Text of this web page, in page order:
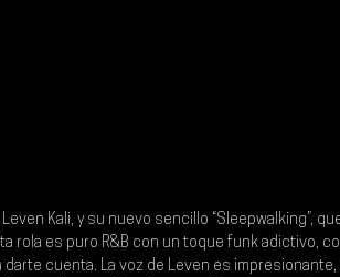
Kali, y su nuevo sencillo “Sleepwalking”,
rola es puro R&B con un toque funk adictivo,
cuenta. La voz de Leven es